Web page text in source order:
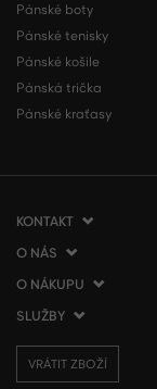
Pánské boty
Pánské tenisky
Pánské košile
Pánská trička
Pánské kraťasy
KONTAKT
VERMONT Services
Vlčie hrdlo 53
tel.:+420 210 012 200
info@gant.cz
O NÁS
O společnosti
Kontakt
Blog
O NÁKUPU
Jak nakupovat
Vrácení zboží
SLUŽBY
Doprava a platba
Dárkové poukázky
VRÁTIT ZBOŽÍ